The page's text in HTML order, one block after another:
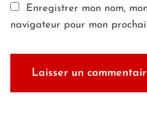
Enregistrer mon nom,
navigateur pour mon